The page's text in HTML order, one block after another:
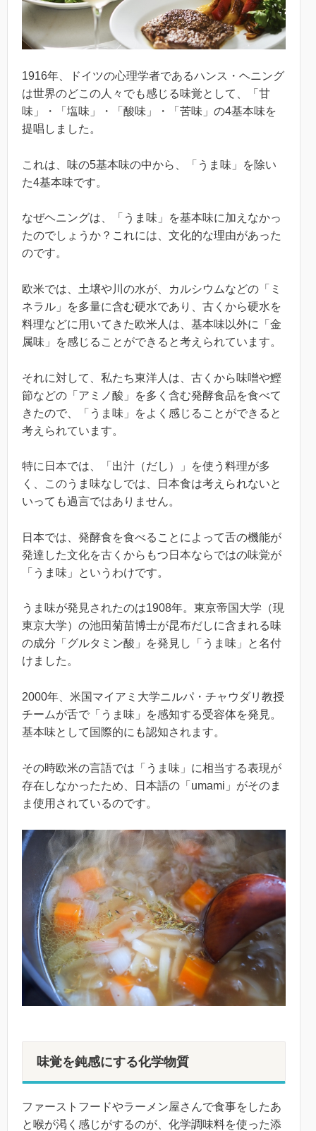
1916年、ドイツの心理学者であるハンス・ヘニング
は世界のどこの人々でも感じる味覚として、「甘
味」・「塩味」・「酸味」・「苦味」の4基本味を
提唱しました。
これは、味の5基本味の中から、「うま味」を除い
た4基本味です。
なぜヘニングは、「うま味」を基本味に加えなかっ
たのでしょうか？これには、文化的な理由があった
のです。
欧米では、土壌や川の水が、カルシウムなどの「ミ
ネラル」を多量に含む硬水であり、古くから硬水を
料理などに用いてきた欧米人は、基本味以外に「金
属味」を感じることができると考えられています。
それに対して、私たち東洋人は、古くから味噌や鰹
節などの「アミノ酸」を多く含む発酵食品を食べて
きたので、「うま味」をよく感じることができると
考えられています。
特に日本では、「出汁（だし）」を使う料理が多
く、このうま味なしでは、日本食は考えられないと
いっても過言ではありません。
日本では、発酵食を食べることによって舌の機能が
発達した文化を古くからもつ日本ならではの味覚が
「うま味」というわけです。
うま味が発見されたのは1908年。東京帝国大学（現
東京大学）の池田菊苗博士が昆布だしに含まれる味
の成分「グルタミン酸」を発見し「うま味」と名付
けました。
2000年、米国マイアミ大学ニルパ・チャウダリ教授
チームが舌で「うま味」を感知する受容体を発見。
基本味として国際的にも認知されます。
その時欧米の言語では「うま味」に相当する表現が
存在しなかったため、日本語の「umami」がそのま
ま使用されているのです。
味覚を鈍感にする化学物質
ファーストフードやラーメン屋さんで食事をしたあ
と喉が渇く感じがするのが、化学調味料を使った添